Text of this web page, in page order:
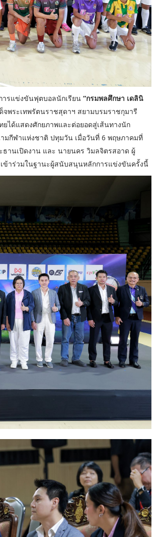
รแข่งขันฟุตบอลนักเรียน “กรมพลศึกษา เดลินิ
จพระเทพรัตนราชสุดาฯ สยามบรมราชกุมารี
ยได้แสดงศักยภาพและต่อยอดสู่เส้นทางนัก
กีฬาแห่งชาติ ปทุมวัน เมื่อวันที่ 6 พฤษภาคมที่
านเปิดงาน และ นายนคร วิมลจิตรสอาด ผู้
ข้าร่วมในฐานะผู้สนับสนุนหลักการแข่งขันครั้งนี้